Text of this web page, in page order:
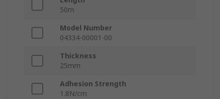
50m
Model Number
04334-00001-00
Thickness
25mm
Adhesion Strength
1.8N/cm